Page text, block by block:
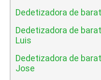
Dedetizadora de
Dedetizadora de
Luis
Dedetizadora de
Jose